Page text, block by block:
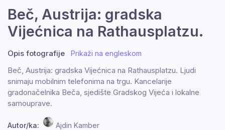
Beč, Austrija: gradska
Vijećnica na Rathausplatzu.
Opis fotografije Prikaži na engleskom
Beč, Austrija: gradska Vijećnica na Rathausplatzu. Ljudi
snimaju mobilnim telefonima na trgu. Kancelarije
gradonačelnika Beča, sjedište Gradskog Vijeća i lokalne
samouprave.
Autor/ka: Ajdin Kamber